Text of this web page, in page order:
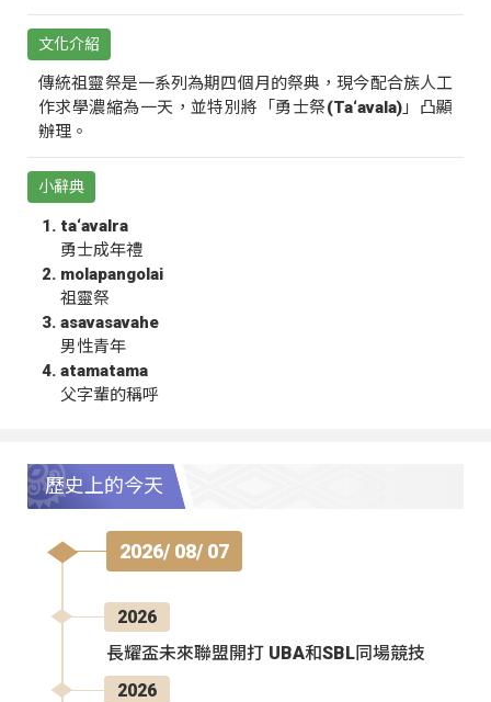
文化介紹
傳統祖靈祭是一系列為期四個月的祭典，現今配合族人工
作求學濃縮為一天，並特別將「勇士祭(Ta‘avala)」凸顯
辦理。
小辭典
ta‘avalra
勇士成年禮
molapangolai
祖靈祭
asavasavahe
男性青年
atamatama
父字輩的稱呼
歷史上的今天
2026/ 08/ 07
2026
長耀盃未來聯盟開打 UBA和SBL同場競技
2026